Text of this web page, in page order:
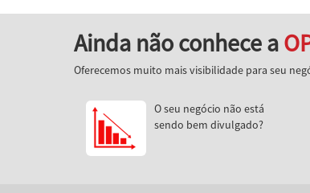
Ainda não conhece a
Oferecemos muito mais visibilidade para seu
O seu negócio não está
sendo bem divulgado?